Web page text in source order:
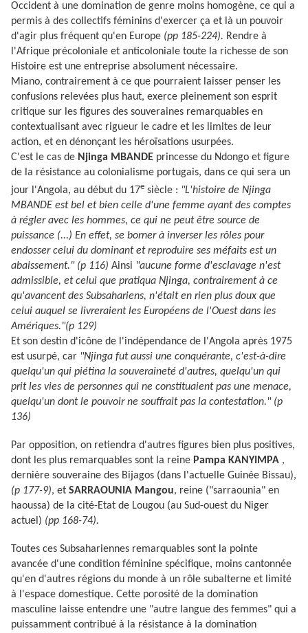
Occident à une domination de genre moins homogène, ce qui a
permis à des collectifs féminins d'exercer ça et là un pouvoir
d'agir plus fréquent qu'en Europe (pp 185-224). Rendre à
l'Afrique précoloniale et anticoloniale toute la richesse de son
Histoire est une entreprise absolument nécessaire.
Miano, contrairement à ce que pourraient laisser penser les
confusions relevées plus haut, exerce pleinement son esprit
critique sur les figures des souveraines remarquables en
contextualisant avec rigueur le cadre et les limites de leur
action, et en dénonçant les héroïsations usurpées.
C'est le cas de Njinga MBANDE princesse du Ndongo et figure
de la résistance au colonialisme portugais, dans ce qui sera un
jour l'Angola, au début du 17e siècle : "L'histoire de Njinga
MBANDE est bel et bien celle d'une femme ayant des comptes
à régler avec les hommes, ce qui ne peut être source de
puissance (...) En effet, se borner à inverser les rôles pour
endosser celui du dominant et reproduire ses méfaits est un
abaissement." (p 116) Ainsi "aucune forme d'esclavage n'est
admissible, et celui que pratiqua Njinga, contrairement à ce
qu'avancent des Subsahariens, n'était en rien plus doux que
celui auquel se livreraient les Européens de l'Ouest dans les
Amériques."(p 129)
Et son destin d'icône de l'indépendance de l'Angola après 1975
est usurpé, car "Njinga fut aussi une conquérante, c'est-à-dire
quelqu'un qui piétina la souveraineté d'autres, quelqu'un qui
prit les vies de personnes qui ne constituaient pas une menace,
quelqu'un dont le pouvoir ne souffrait pas la contestation." (p
136)
Par opposition, on retiendra d'autres figures bien plus positives,
dont les plus remarquables sont la reine Pampa KANYIMPA ,
dernière souveraine des Bijagos (dans l'actuelle Guinée Bissau),
(p 177-9), et SARRAOUNIA Mangou, reine ("sarraounia" en
haoussa) de la cité-Etat de Lougou (au Sud-ouest du Niger
actuel) (pp 168-74).
Toutes ces Subsahariennes remarquables sont la pointe
avancée d'une condition féminine spécifique, moins cantonnée
qu'en d'autres régions du monde à un rôle subalterne et limité
à l'espace domestique. Cette porosité de la domination
masculine laisse entendre une "autre langue des femmes" qui a
puissamment contribué à la résistance à la domination